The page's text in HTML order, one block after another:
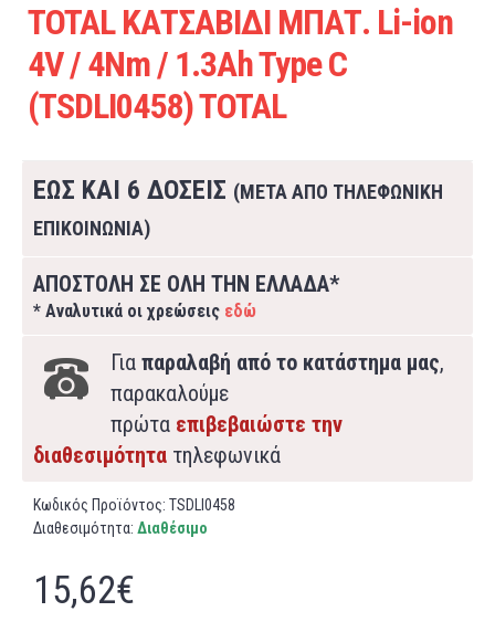
TOTAL ΚΑΤΣΑΒΙΔΙ ΜΠΑΤ. Li-ion
4V / 4Nm / 1.3Ah Type C
(TSDLI0458) TOTAL
ΕΩΣ ΚΑΙ 6 ΔΟΣΕΙΣ (ΜΕΤΑ ΑΠΟ ΤΗΛΕΦΩΝΙΚΗ
ΕΠΙΚΟΙΝΩΝΙΑ)
ΑΠΟΣΤΟΛΗ ΣΕ ΟΛΗ ΤΗΝ ΕΛΛΑΔΑ*
* Αναλυτικά οι χρεώσεις εδώ
Για παραλαβή από το κατάστημα μας,
παρακαλούμε
πρώτα επιβεβαιώστε την
διαθεσιμότητα τηλεφωνικά
Κωδικός Προϊόντος: TSDLI0458
Διαθεσιμότητα: Διαθέσιμο
15,62€